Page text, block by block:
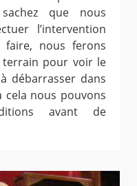
que nous
l’intervention
nous ferons
terrain pour voir le
débarrasser dans
nous pouvons
avant de